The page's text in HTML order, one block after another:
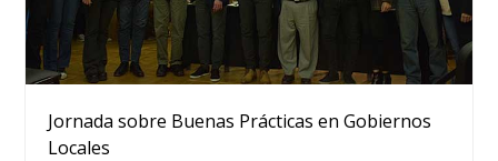
Jornada sobre Buenas Prácticas en Gobiernos
Locales